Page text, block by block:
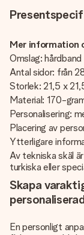
Mer information
Omslag: hårdband
Antal sidor: från
Storlek: 21,5 x
Material: 170-
Personalisering:
Placering av
Ytterligare
Av tekniska skäl
turkiska eller
Skapa
En personligt